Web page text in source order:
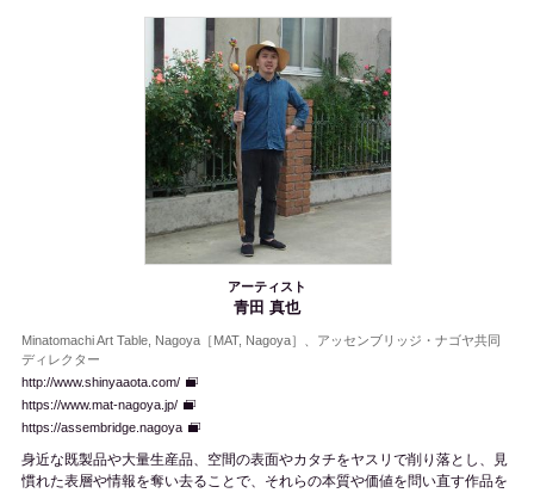
アーティスト
青田 真也
Minatomachi Art Table, Nagoya［MAT, Nagoya］、アッセンブリッジ・ナゴヤ共同
ディレクター
http://www.shinyaaota.com/
https://www.mat-nagoya.jp/
https://assembridge.nagoya
身近な既製品や大量生産品、空間の表面やカタチをヤスリで削り落とし、見
慣れた表層や情報を奪い去ることで、それらの本質や価値を問い直す作品を